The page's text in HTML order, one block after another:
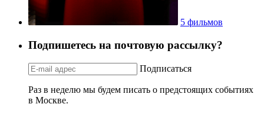
5 фильмов
Подпишетесь на почтовую рассылку?
Подписаться
Раз в неделю мы будем писать о предстоящих событиях
в Москве.